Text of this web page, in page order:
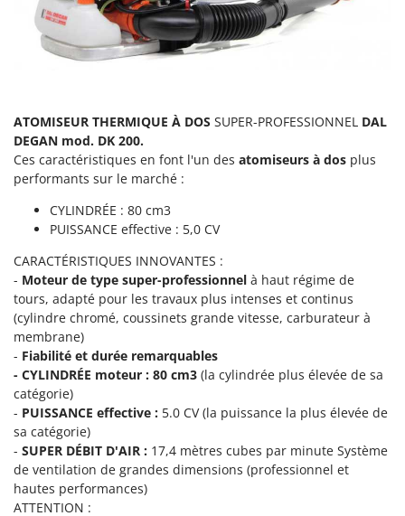
Fendeuses à bois
Filets pour la Récolte des olives
Floconneuses
Fouloirs - Égrappoirs
Fourches pour tracteur
Fours d'extérieur - intérieur pour pizza et cuisine
Fours électriques
Fraises à neige
Fraises rotatives pour tracteur
Friteuses sans huile
G
Générateurs d'air chaud
Godets à terre basculants pour tracteur
Groupes électrogènes
Gyrobroyeurs à lame pour tracteur
H
Haches - Cognées et Hachettes
Comet
Cresco
D
Dal Degan
DCG
Deca
DeWalt
Di Martino
Diavola Pro
Diesse
Docma
Dominion
Dreame
E
EcoFlow
Edilmark
Effeuno
ATOMISEUR THERMIQUE À DOS SUPER-PROFESSIONNEL DAL
DEGAN mod. DK 200.
Ces caractéristiques en font l'un des atomiseurs à dos plus
performants sur le marché :
CYLINDRÉE : 80 cm3
PUISSANCE effective : 5,0 CV
CARACTÉRISTIQUES INNOVANTES :
- Moteur de type super-professionnel à haut régime de
tours, adapté pour les travaux plus intenses et continus
(cylindre chromé, coussinets grande vitesse, carburateur à
membrane)
- Fiabilité et durée remarquables
- CYLINDRÉE moteur : 80 cm3 (la cylindrée plus élevée de sa
catégorie)
- PUISSANCE effective : 5.0 CV (la puissance la plus élevée de
sa catégorie)
- SUPER DÉBIT D'AIR : 17,4 mètres cubes par minute Système
de ventilation de grandes dimensions (professionnel et
hautes performances)
ATTENTION :